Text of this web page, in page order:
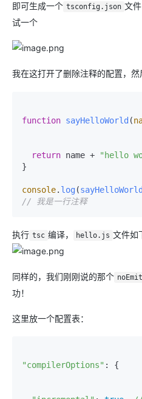
即可生成一个 tsconfig.json 文
试一个
我在这打开了删除注释的配置，然
function sayHelloWorld (
return name + "hello
}
console. log (sayHelloWorld
// 我是一行注释
执行 tsc 编译， hello.js 文件如
同样的，我们刚刚说的那个
功！
这里放一个配置表：
"compilerOptions" : {